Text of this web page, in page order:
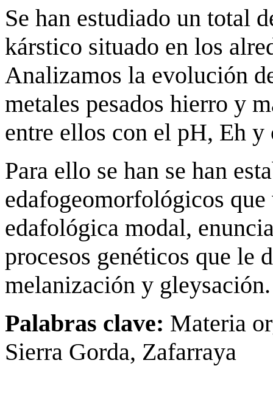
Se han estudiado un total
kárstico situado en los
Analizamos la evolución
metales pesados hierro y
entre ellos con el pH, Eh
Para ello se han se han
edafogeomorfológicos
edafológica modal,
procesos genéticos que le
melanización y gleysación.
Palabras clave: Materia
Sierra Gorda, Zafarraya